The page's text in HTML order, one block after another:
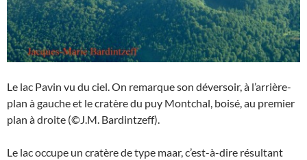
Le lac Pavin vu du ciel. On remarque son déversoir, à l’arrière-
plan à gauche et le cratère du puy Montchal, boisé, au premier
plan à droite (©J.M. Bardintzeff).
Le lac occupe un cratère de type maar, c’est-à-dire résultant